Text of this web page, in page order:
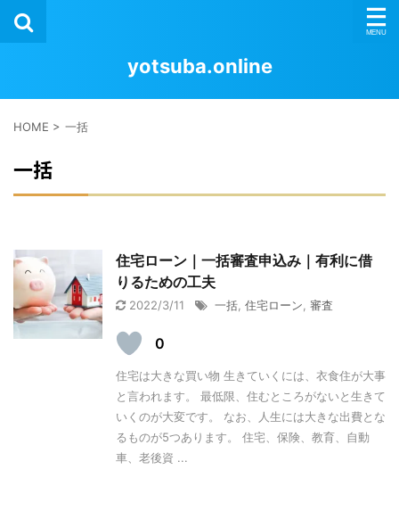
yotsuba.online
HOME > 一括
一括
住宅ローン｜一括審査申込み｜有利に借
りるための工夫
2022/3/11 一括 住宅ローン 審査
0
住宅は大きな買い物 生きていくには、衣食住が大事
と言われます。 最低限、住むところがないと生きて
いくのが大変です。 なお、人生には大きな出費とな
るものが5つあります。 住宅、保険、教育、自動
車、老後資 ...